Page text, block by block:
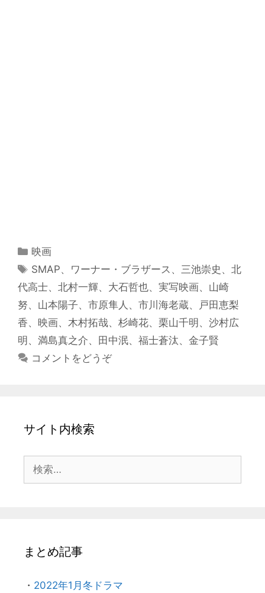
カ
テ
ゴ
リ
ー
映画
タ
グ
SMAP、 ワーナー・ブラザース 、三池崇史 、北
代高士、 北村一輝、 大石哲也、 実写映画、 山崎
努、 山本陽子、 市原隼人 、 市川海老蔵、
戸田恵梨
香、 映画、 木村拓哉、 杉崎花、 栗山千明 、 沙村広
明 、 満島真之介、 田中泯、 福士蒼汰、 金子賢
コメントをどうぞ
サイト内検索
索:
まとめ記事
・ 2022年1月冬ドラマ